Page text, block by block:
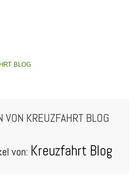
BLOG
VON KREUZFAHRT BLOG
von: Kreuzfahrt Blog